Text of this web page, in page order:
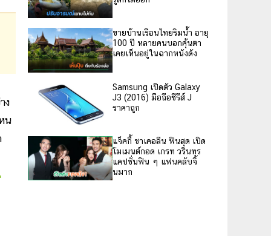
ง
น
ขายบ้านเรือนไทยริมน้ำ อายุ
100 ปี หลายคนบอกคุ้นตา
เคยเห็นอยู่ในฉากหนังดัง
Samsung เปิดตัว Galaxy
J3 (2016) มือถือซีรีส์ J
ราคาถูก
แจ็คกี้ ชาเคอลีน ฟินสุด เปิด
โมเมนต์กอด เกรท วรินทร
แคปชั่นฟิน ๆ แฟนคลับจิ้
นมาก